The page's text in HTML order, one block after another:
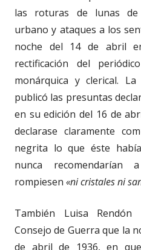
las roturas de lunas de
urbano y ataques a los
noche del 14 de abril
rectificación del
monárquica y clerical. La
publicó las presuntas
en su edición del 16 de
declarase claramente
negrita lo que éste
nunca recomendarían
rompiesen «ni cristales ni
También Luisa
Consejo de Guerra que la
de abril de 1936, en